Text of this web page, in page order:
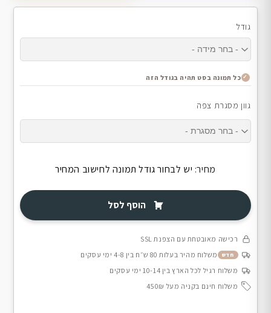
גודל
כל תמונה בסט תהיה בגודל הזה
גוון מסגרת צפה
מחיר: יש לבחור גודל תמונה לחישוב המחיר
הוסף לסל
רכישה מאובטחת עם הצפנת SSL
חדש
משלוח מהיר בעלות 80 ש״ח בין 4-8 ימי עסקים
משלוח רגיל לכל הארץ בין 10-14 ימי עסקים
משלוח חינם בקניה מעל 450₪